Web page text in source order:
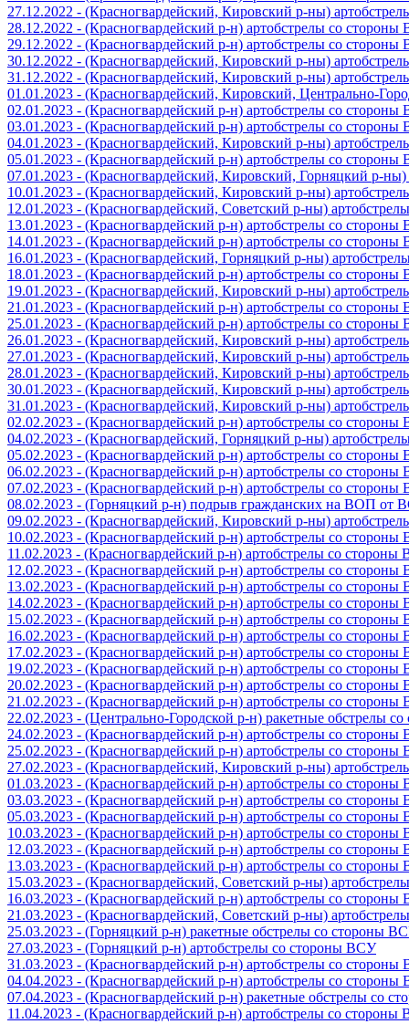
27.12.2022 - (Красногвардейский, Кировский р-ны)
28.12.2022 - (Красногвардейский р-н) артобстрелы со
29.12.2022 - (Красногвардейский р-н) артобстрелы со
30.12.2022 - (Красногвардейский, Кировский р-ны)
31.12.2022 - (Красногвардейский, Кировский р-ны)
01.01.2023 - (Красногвардейский, Кировский, Центрально-
02.01.2023 - (Красногвардейский р-н) артобстрелы со
03.01.2023 - (Красногвардейский р-н) артобстрелы со
04.01.2023 - (Красногвардейский, Кировский р-ны)
05.01.2023 - (Красногвардейский р-н) артобстрелы со
07.01.2023 - (Красногвардейский, Кировский, Горняцкий р-
10.01.2023 - (Красногвардейский, Кировский р-ны)
12.01.2023 - (Красногвардейский, Советский р-ны)
13.01.2023 - (Красногвардейский р-н) артобстрелы со
14.01.2023 - (Красногвардейский р-н) артобстрелы со
16.01.2023 - (Красногвардейский, Горняцкий р-ны)
18.01.2023 - (Красногвардейский р-н) артобстрелы со
19.01.2023 - (Красногвардейский, Кировский р-ны)
21.01.2023 - (Красногвардейский р-н) артобстрелы со
25.01.2023 - (Красногвардейский р-н) артобстрелы со
26.01.2023 - (Красногвардейский, Кировский р-ны)
27.01.2023 - (Красногвардейский, Кировский р-ны)
28.01.2023 - (Красногвардейский, Кировский р-ны)
30.01.2023 - (Красногвардейский, Кировский р-ны)
31.01.2023 - (Красногвардейский, Кировский р-ны)
02.02.2023 - (Красногвардейский р-н) артобстрелы со
04.02.2023 - (Красногвардейский, Горняцкий р-ны)
05.02.2023 - (Красногвардейский р-н) артобстрелы со
06.02.2023 - (Красногвардейский р-н) артобстрелы со
07.02.2023 - (Красногвардейский р-н) артобстрелы со
08.02.2023 - (Горняцкий р-н) подрыв гражданских на ВОП от
09.02.2023 - (Красногвардейский, Кировский р-ны)
10.02.2023 - (Красногвардейский р-н) артобстрелы со
11.02.2023 - (Красногвардейский р-н) артобстрелы со стороны
12.02.2023 - (Красногвардейский р-н) артобстрелы со
13.02.2023 - (Красногвардейский р-н) артобстрелы со
14.02.2023 - (Красногвардейский р-н) артобстрелы со
15.02.2023 - (Красногвардейский р-н) артобстрелы со
16.02.2023 - (Красногвардейский р-н) артобстрелы со
17.02.2023 - (Красногвардейский р-н) артобстрелы со
19.02.2023 - (Красногвардейский р-н) артобстрелы со
20.02.2023 - (Красногвардейский р-н) артобстрелы со
21.02.2023 - (Красногвардейский р-н) артобстрелы со
22.02.2023 - (Центрально-Городской р-н) ракетные обстрелы
24.02.2023 - (Красногвардейский р-н) артобстрелы со
25.02.2023 - (Красногвардейский р-н) артобстрелы со
27.02.2023 - (Красногвардейский, Кировский р-ны)
01.03.2023 - (Красногвардейский р-н) артобстрелы со
03.03.2023 - (Красногвардейский р-н) артобстрелы со
05.03.2023 - (Красногвардейский р-н) артобстрелы со
10.03.2023 - (Красногвардейский р-н) артобстрелы со
12.03.2023 - (Красногвардейский р-н) артобстрелы со
13.03.2023 - (Красногвардейский р-н) артобстрелы со
15.03.2023 - (Красногвардейский, Советский р-ны)
16.03.2023 - (Красногвардейский р-н) артобстрелы со
21.03.2023 - (Красногвардейский, Советский р-ны)
25.03.2023 - (Горняцкий р-н) ракетные обстрелы со стороны
27.03.2023 - (Горняцкий р-н) артобстрелы со стороны ВСУ
31.03.2023 - (Красногвардейский р-н) артобстрелы со
04.04.2023 - (Красногвардейский р-н) артобстрелы со
07.04.2023 - (Красногвардейский р-н) ракетные обстрелы со
11.04.2023 - (Красногвардейский р-н) артобстрелы со стороны